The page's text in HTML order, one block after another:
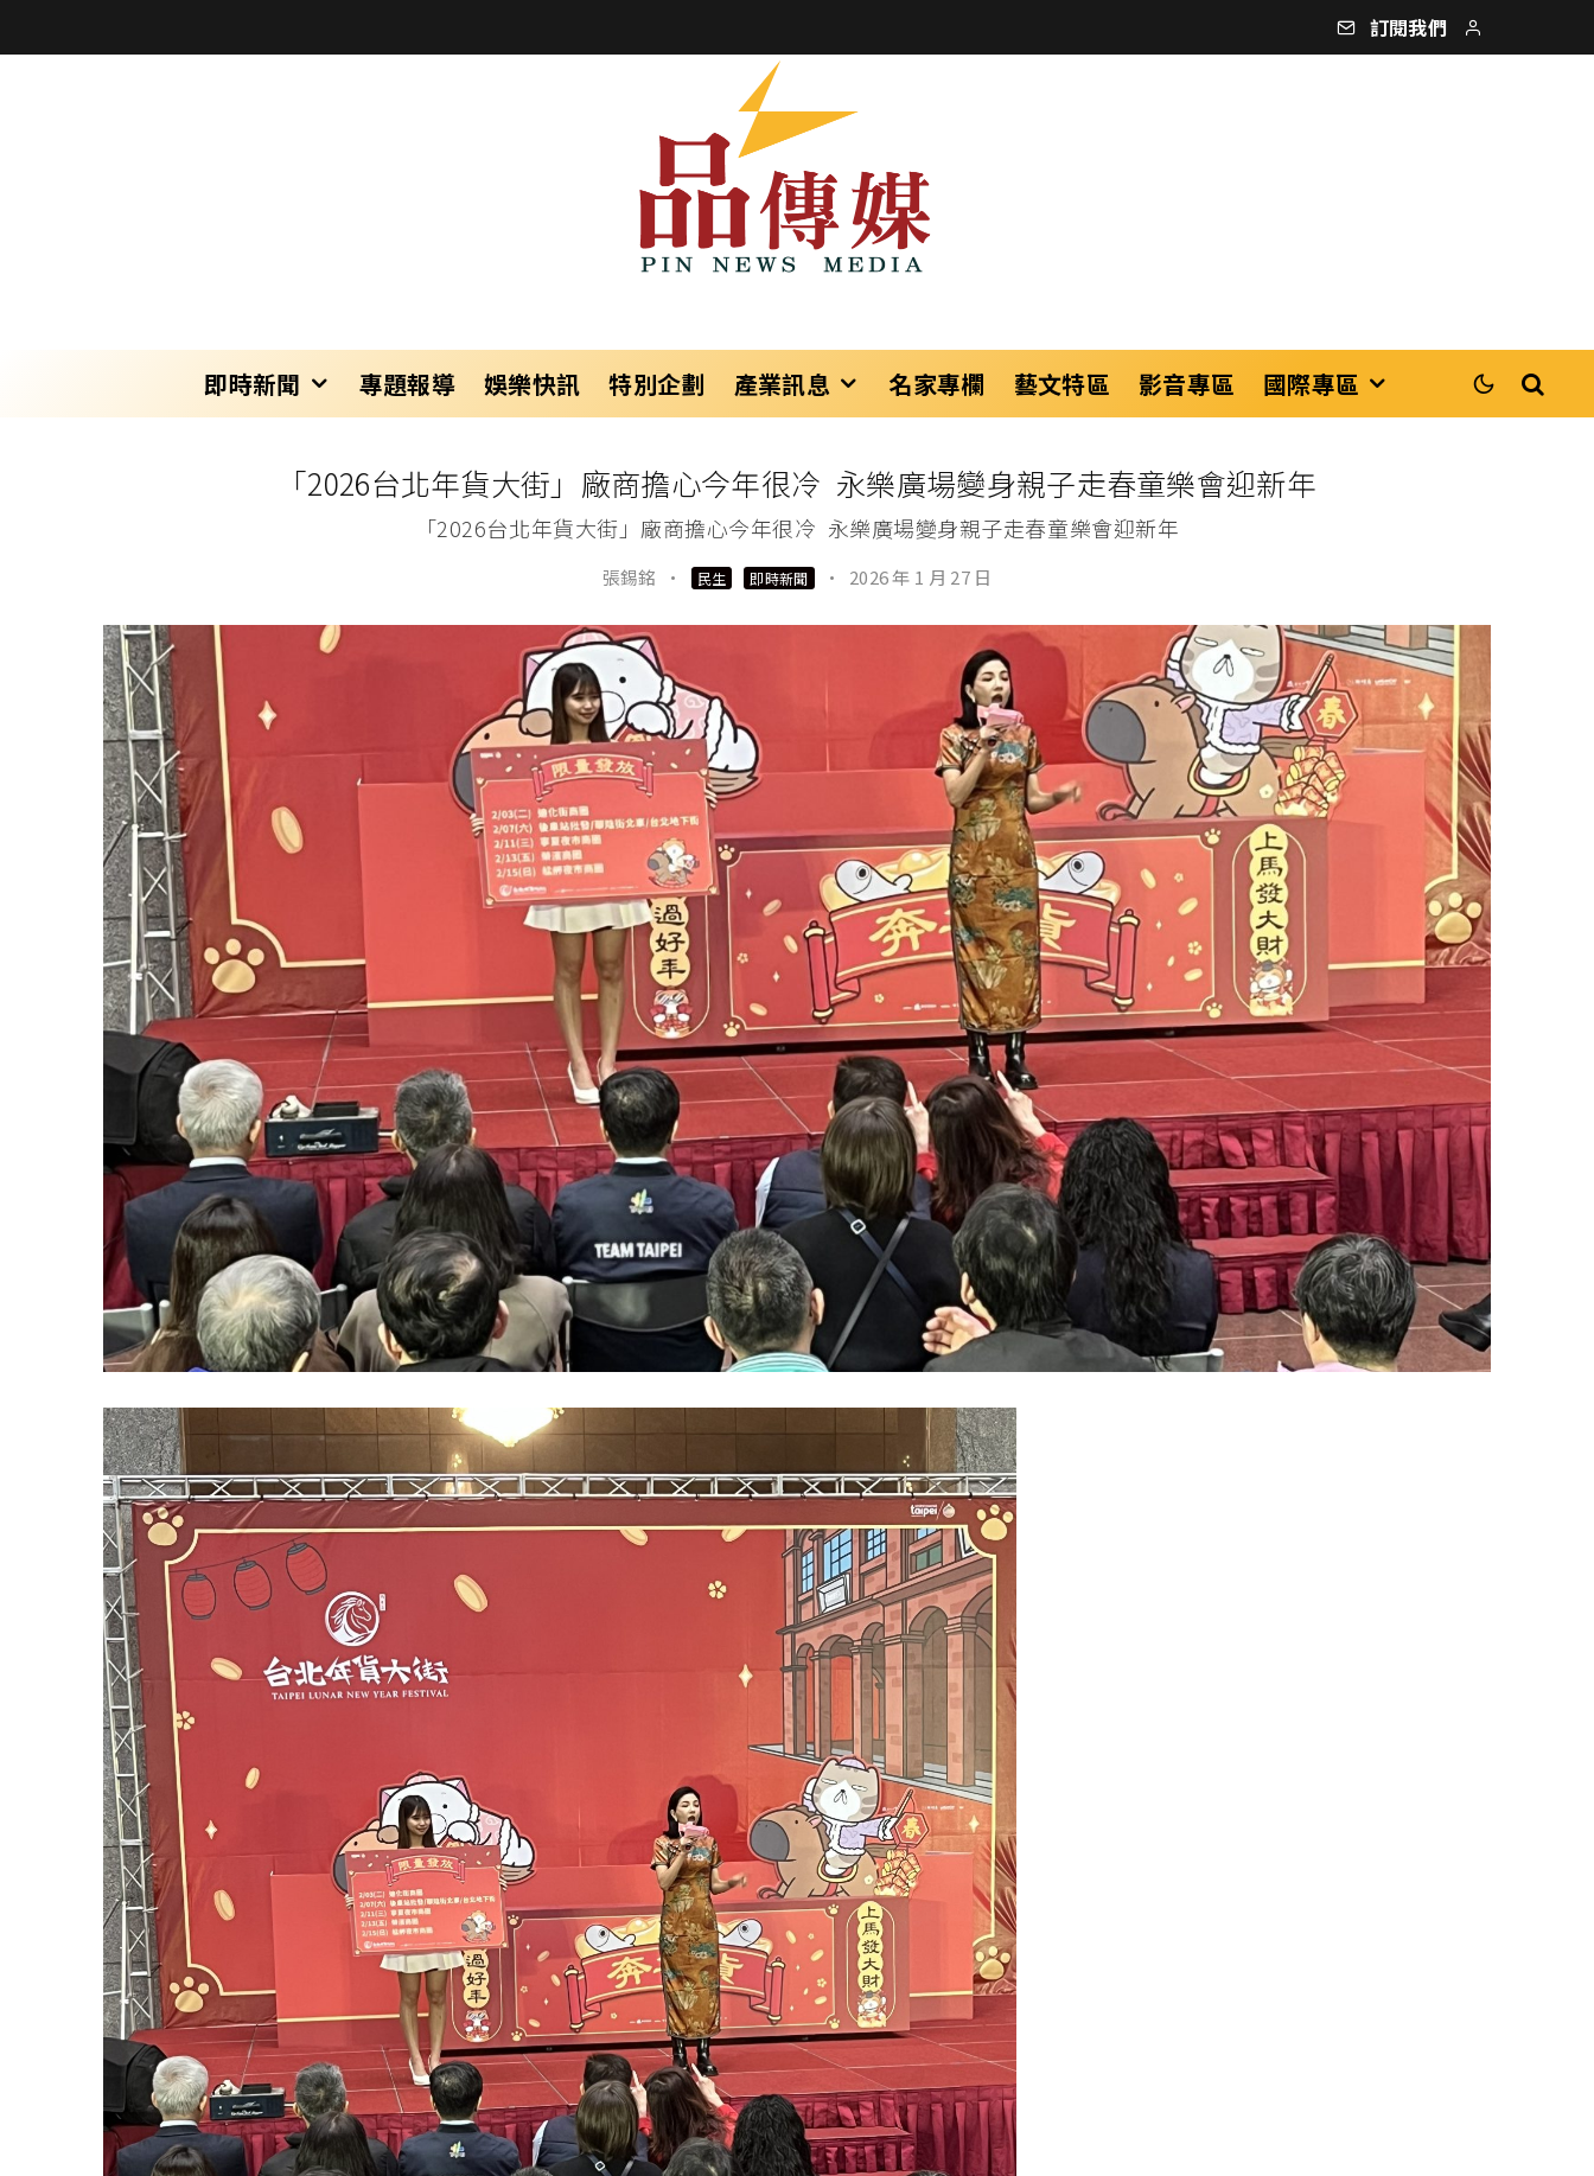
訂閱我們
即時新聞 專題報導 娛樂快訊 特別企劃 產業訊息 名家專欄 藝文特區 影音專區 國際專區
「2026台北年貨大街」廠商擔心今年很冷 永樂廣場變身親子走春童樂會迎新年
「2026台北年貨大街」廠商擔心今年很冷 永樂廣場變身親子走春童樂會迎新年
張錫銘 · 民生 即時新聞 · 2026 年 1 月 27 日